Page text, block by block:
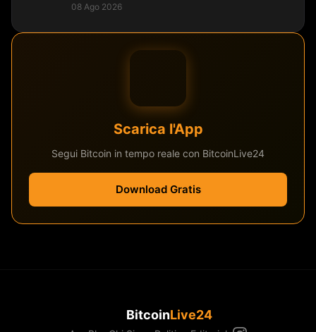
08 Ago 2026
Scarica l'App
Segui Bitcoin in tempo reale con BitcoinLive24
Download Gratis
BitcoinLive24